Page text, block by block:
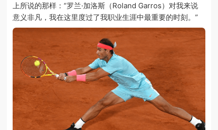
上所说的那样：“罗兰·加洛斯（Roland Garros）对我来说
意义非凡，我在这里度过了我职业生涯中最重要的时刻。”